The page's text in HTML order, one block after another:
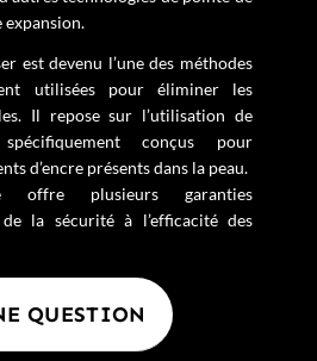
expansion.
est devenu l’une des méthodes
utilisées pour éliminer les
Il repose sur l’utilisation de
conçus pour
d’encre présents dans la peau.
offre plusieurs garanties
la sécurité à l’efficacité des
QUESTION